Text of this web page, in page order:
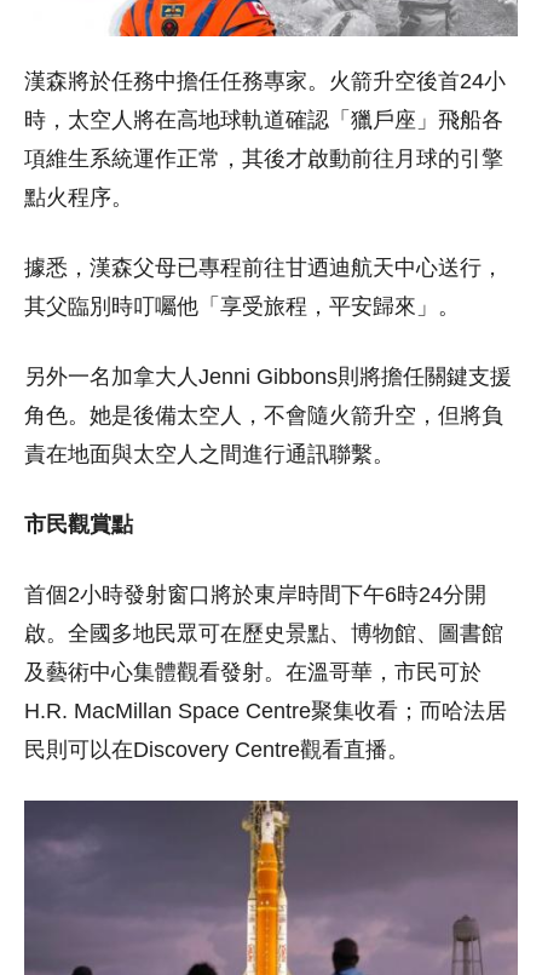
漢森將於任務中擔任任務專家。火箭升空後首24小
時，太空人將在高地球軌道確認「獵戶座」飛船各
項維生系統運作正常，其後才啟動前往月球的引擎
點火程序。
據悉，漢森父母已專程前往甘迺迪航天中心送行，
其父臨別時叮囑他「享受旅程，平安歸來」。
另外一名加拿大人Jenni Gibbons則將擔任關鍵支援
角色。她是後備太空人，不會隨火箭升空，但將負
責在地面與太空人之間進行通訊聯繫。
市民觀賞點
首個2小時發射窗口將於東岸時間下午6時24分開
啟。全國多地民眾可在歷史景點、博物館、圖書館
及藝術中心集體觀看發射。在溫哥華，市民可於
H.R. MacMillan Space Centre聚集收看；而哈法居
民則可以在Discovery Centre觀看直播。